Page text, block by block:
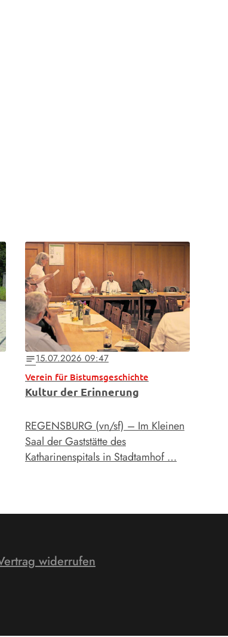
notes15.07.2026 09:47
Verein für Bistumsgeschichte
Kultur der Erinnerung
REGENSBURG (vn/sf) – Im Kleinen
Saal der Gaststätte des
Katharinenspitals in Stadtamhof …
widerrufen